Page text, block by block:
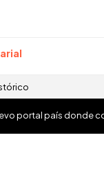
portal país donde